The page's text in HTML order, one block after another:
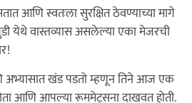
आणि स्वतःला सुरक्षित ठेवण्याच्या मागे
येथे वास्तव्यास असलेल्या एका मेजरची
अभ्यासात खंड पडतो म्हणून तिने आज एक
आणि आपल्या रूममेट्सना दाखवत होती.